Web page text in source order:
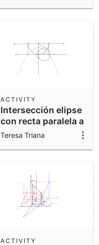
Intersección elipse
con recta paralela a
la directriz
ACTIVITY
Teresa Triana
ACTIVITY